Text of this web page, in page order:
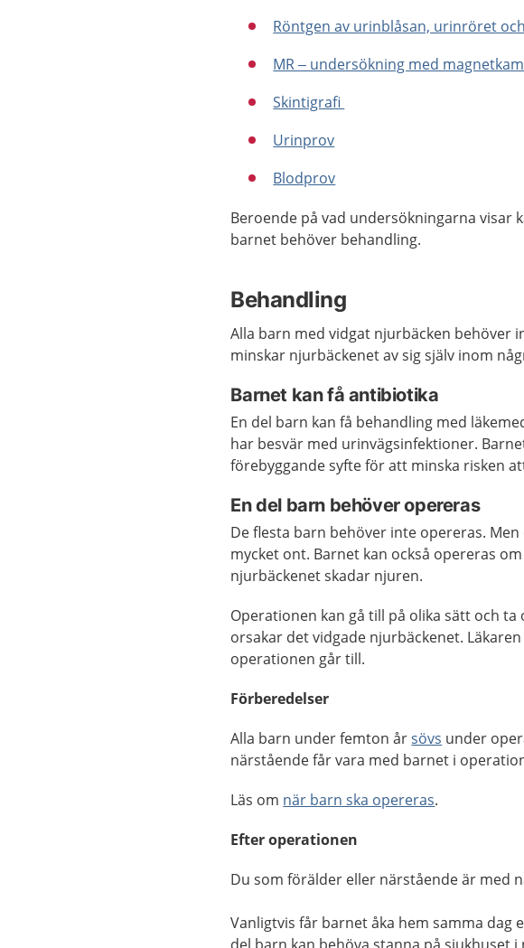
Röntgen av urinblåsan, urinröret
MR – undersökning med
Skintigrafi
Urinprov
Blodprov
Beroende på vad undersökningarna visar
barnet behöver behandling.
Behandling
Alla barn med vidgat njurbäcken behöver
minskar njurbäckenet av sig själv inom
Barnet kan få antibiotika
En del barn kan få behandling med
har besvär med urinvägsinfektioner.
förebyggande syfte för att minska risken
En del barn behöver opereras
De flesta barn behöver inte opereras.
mycket ont. Barnet kan också opereras
njurbäckenet skadar njuren.
Operationen kan gå till på olika sätt och
orsakar det vidgade njurbäckenet.
operationen går till.
Förberedelser
Alla barn under femton årsövs under
närstående får vara med barnet i
Läs om när barn ska opereras.
Efter operationen
Du som förälder eller närstående är med
Vanligtvis får barnet åka hem samma dag